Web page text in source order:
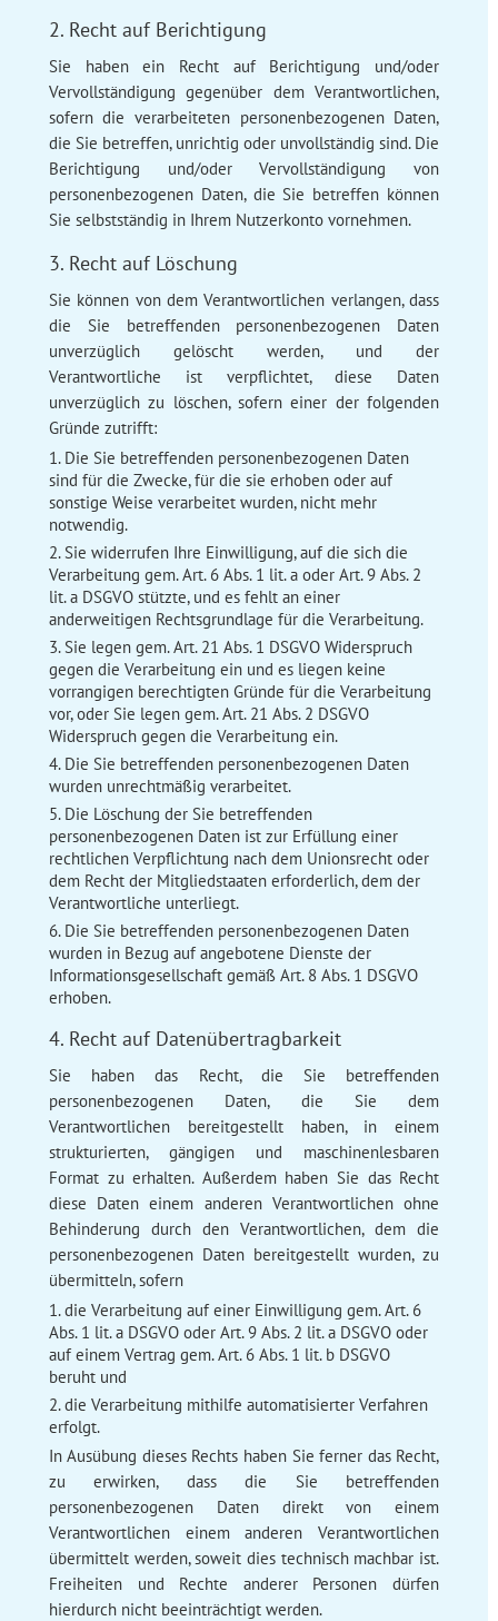
2. Recht auf Berichtigung
Sie haben ein Recht auf Berichtigung und/oder
Vervollständigung gegenüber dem Verantwortlichen,
sofern die verarbeiteten personenbezogenen Daten,
die Sie betreffen, unrichtig oder unvollständig sind. Die
Berichtigung und/oder Vervollständigung von
personenbezogenen Daten, die Sie betreffen können
Sie selbstständig in Ihrem Nutzerkonto vornehmen.
3. Recht auf Löschung
Sie können von dem Verantwortlichen verlangen, dass
die Sie betreffenden personenbezogenen Daten
unverzüglich gelöscht werden, und der
Verantwortliche ist verpflichtet, diese Daten
unverzüglich zu löschen, sofern einer der folgenden
Gründe zutrifft:
Die Sie betreffenden personenbezogenen Daten
sind für die Zwecke, für die sie erhoben oder auf
sonstige Weise verarbeitet wurden, nicht mehr
notwendig.
Sie widerrufen Ihre Einwilligung, auf die sich die
Verarbeitung gem. Art. 6 Abs. 1 lit. a oder Art. 9 Abs. 2
lit. a DSGVO stützte, und es fehlt an einer
anderweitigen Rechtsgrundlage für die Verarbeitung.
Sie legen gem. Art. 21 Abs. 1 DSGVO Widerspruch
gegen die Verarbeitung ein und es liegen keine
vorrangigen berechtigten Gründe für die Verarbeitung
vor, oder Sie legen gem. Art. 21 Abs. 2 DSGVO
Widerspruch gegen die Verarbeitung ein.
Die Sie betreffenden personenbezogenen Daten
wurden unrechtmäßig verarbeitet.
Die Löschung der Sie betreffenden
personenbezogenen Daten ist zur Erfüllung einer
rechtlichen Verpflichtung nach dem Unionsrecht oder
dem Recht der Mitgliedstaaten erforderlich, dem der
Verantwortliche unterliegt.
Die Sie betreffenden personenbezogenen Daten
wurden in Bezug auf angebotene Dienste der
Informationsgesellschaft gemäß Art. 8 Abs. 1 DSGVO
erhoben.
4. Recht auf Datenübertragbarkeit
Sie haben das Recht, die Sie betreffenden
personenbezogenen Daten, die Sie dem
Verantwortlichen bereitgestellt haben, in einem
strukturierten, gängigen und maschinenlesbaren
Format zu erhalten. Außerdem haben Sie das Recht
diese Daten einem anderen Verantwortlichen ohne
Behinderung durch den Verantwortlichen, dem die
personenbezogenen Daten bereitgestellt wurden, zu
übermitteln, sofern
die Verarbeitung auf einer Einwilligung gem. Art. 6
Abs. 1 lit. a DSGVO oder Art. 9 Abs. 2 lit. a DSGVO oder
auf einem Vertrag gem. Art. 6 Abs. 1 lit. b DSGVO
beruht und
die Verarbeitung mithilfe automatisierter Verfahren
erfolgt.
In Ausübung dieses Rechts haben Sie ferner das Recht,
zu erwirken, dass die Sie betreffenden
personenbezogenen Daten direkt von einem
Verantwortlichen einem anderen Verantwortlichen
übermittelt werden, soweit dies technisch machbar ist.
Freiheiten und Rechte anderer Personen dürfen
hierdurch nicht beeinträchtigt werden.